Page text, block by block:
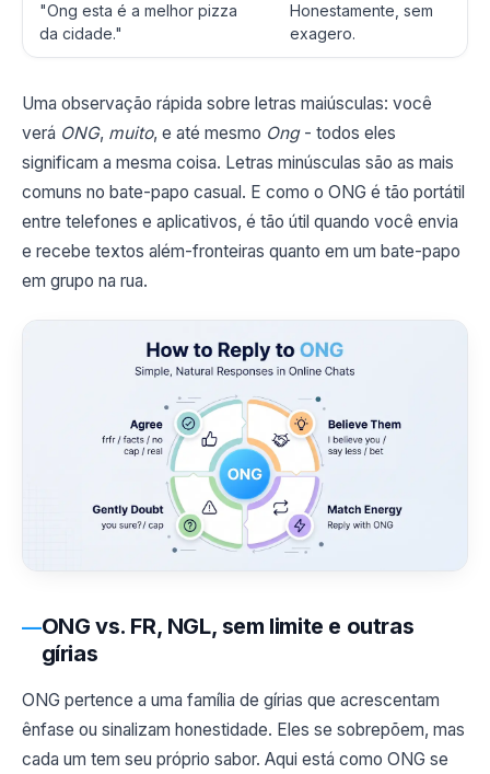
"Ong esta é a melhor pizza
da cidade."
Honestamente, sem
exagero.
Uma observação rápida sobre letras maiúsculas: você
verá ONG, muito, e até mesmo Ong- todos eles
significam a mesma coisa. Letras minúsculas são as mais
comuns no bate-papo casual. E como o ONG é tão portátil
entre telefones e aplicativos, é tão útil quando você envia
e recebe textos além-fronteiras quanto em um bate-papo
em grupo na rua.
ONG vs. FR, NGL, sem limite e outras
gírias
ONG pertence a uma família de gírias que acrescentam
ênfase ou sinalizam honestidade. Eles se sobrepõem, mas
cada um tem seu próprio sabor. Aqui está como ONG se